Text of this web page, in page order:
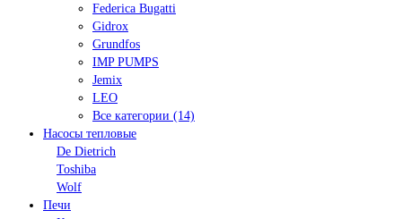
Federica Bugatti
Gidrox
Grundfos
IMP PUMPS
Jemix
LEO
Все категории (14)
Насосы тепловые
De Dietrich
Toshiba
Wolf
Печи